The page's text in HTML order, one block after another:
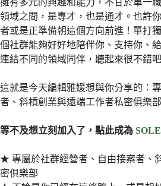
擁有多元的興趣和能力，不甘於單一
領域之間，是專才，也是通才。也許
者或是正準備朝這個方向前進！單打
個社群能夠好好地陪伴你、支持你、
連結不同的領域同伴，聽起來很不錯吧
這就是今天編輯雅媛想與你分享的：
者、斜槓創業與遠端工作者私密俱
等不及想立刻加入了，點此成為
★ 專屬於社群經營者、自由接案者、
密俱樂部